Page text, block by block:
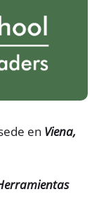
en Viena,